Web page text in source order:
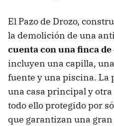
El Pazo de Drozo,
la demolición de una
cuenta con una finca de
incluyen una capilla,
fuente y una piscina. La
una casa principal y
todo ello protegido por
que garantizan una